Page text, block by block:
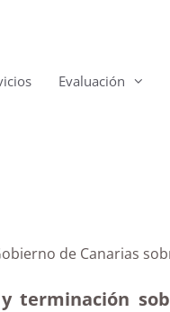
Evaluación
de Canarias
terminación